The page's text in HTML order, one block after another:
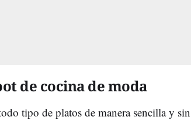
de cocina de moda
tipo de platos de manera sencilla y sin